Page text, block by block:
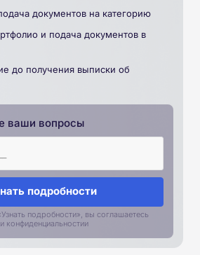
документов на категорию
и подача документов в
до получения выписки об
ваши вопросы
подробности
подробности», вы соглашаетесь
конфиденциальностии